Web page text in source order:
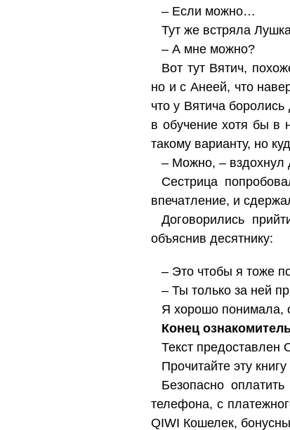
– Если можно…
Тут же встряла
– А мне можно?
Вот тут Вятич,
но и с Анеей, что
что у Вятича
в обучение хотя бы в
такому варианту, но
– Можно, – вздохнул
Сестрица
впечатление, и
Договорились
объяснив десятнику:
– Это чтобы я тоже
– Ты только за ней
Я хорошо понимала,
Конец
Текст
Прочитайте эту
Безопасно
телефона, с
QIWI Кошелек,